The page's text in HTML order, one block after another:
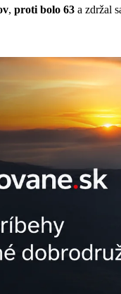
, proti bolo 63 a zdržal